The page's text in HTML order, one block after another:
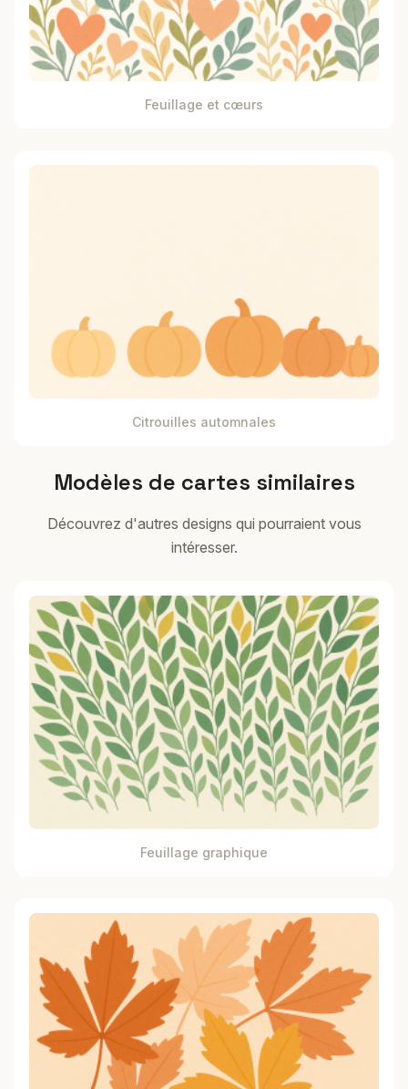
Feuillage et cœurs
Citrouilles automnales
Modèles de cartes similaires
Découvrez d'autres designs qui pourraient vous
intéresser.
Feuillage graphique